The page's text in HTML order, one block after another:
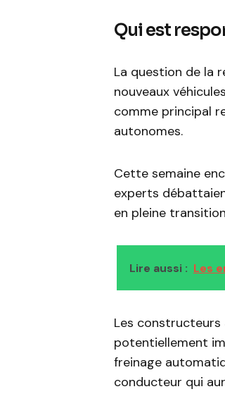
Qui est
La question de la
nouveaux
comme principal
autonomes.
Cette semaine
experts
en pleine
Lire aussi : Les
Les
potentiellement
freinage
conducteur qui